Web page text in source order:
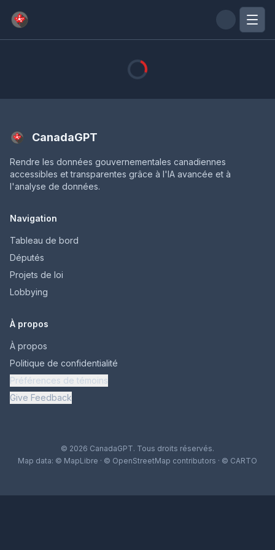
CanadaGPT
Rendre les données gouvernementales canadiennes
accessibles et transparentes grâce à l'IA avancée et à
l'analyse de données.
Navigation
Tableau de bord
Députés
Projets de loi
Lobbying
À propos
À propos
Politique de confidentialité
Préférences de témoins
Give Feedback
© 2026 CanadaGPT. Tous droits réservés.
Map data: © MapLibre · © OpenStreetMap contributors · © CARTO